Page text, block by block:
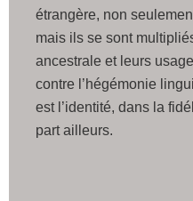
étrangère, non
mais ils se sont
ancestrale et leurs
contre l’hégémonie
est l’identité, dans la
part ailleurs.